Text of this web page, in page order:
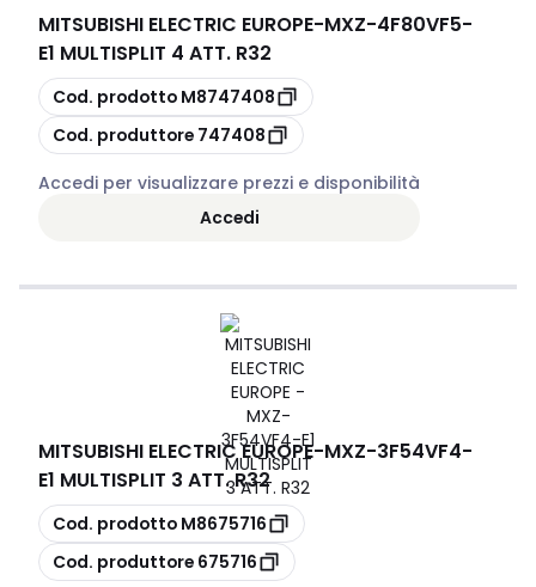
MITSUBISHI ELECTRIC EUROPE-MXZ-4F80VF5-
E1 MULTISPLIT 4 ATT. R32
copia
Cod. prodotto M8747408
copia
Cod. produttore 747408
Accedi per visualizzare prezzi e disponibilità
Accedi
MITSUBISHI ELECTRIC EUROPE-MXZ-3F54VF4-
E1 MULTISPLIT 3 ATT. R32
copia
Cod. prodotto M8675716
copia
Cod. produttore 675716